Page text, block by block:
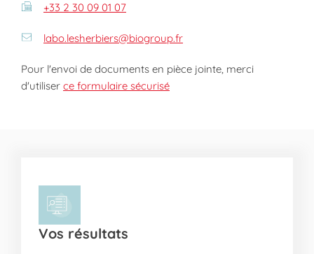
+33 2 30 09 01 07
labo.lesherbiers@biogroup.fr
Pour l'envoi de documents en pièce jointe, merci
d'utiliser ce formulaire sécurisé
Vos résultats